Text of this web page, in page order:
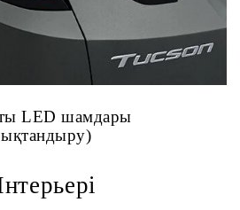
LED шамдары